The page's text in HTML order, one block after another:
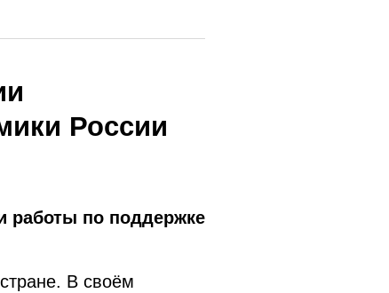
России
работы по поддержке
В своём